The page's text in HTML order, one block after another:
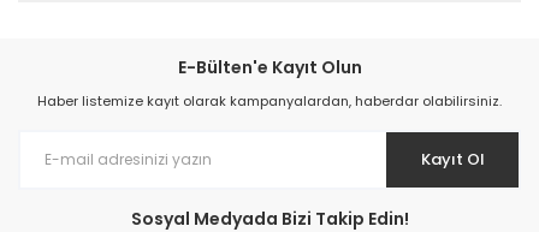
E-Bülten'e Kayıt Olun
Haber listemize kayıt olarak kampanyalardan, haberdar olabilirsiniz.
Kayıt Ol
Sosyal Medyada Bizi Takip Edin!